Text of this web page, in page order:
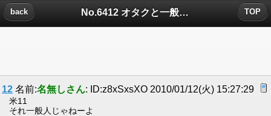
No.6412 オタクと一般人の見分け方についたコメント
back TOP
12 名前:名無しさん: ID:z8xSxsXO 2010/01/12(火) 15:27:29
米11
それ一般人じゃねーよ